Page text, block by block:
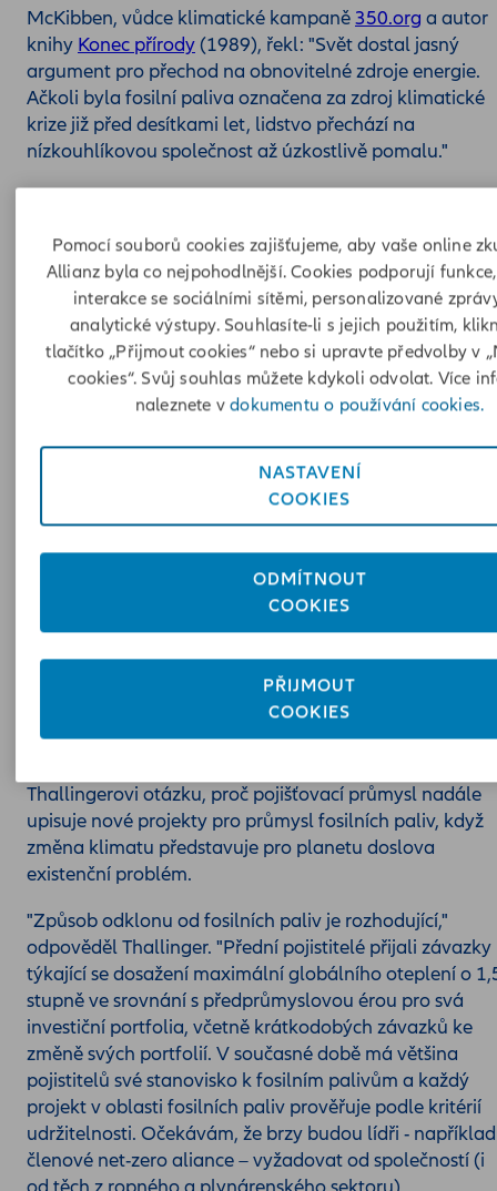
McKibben, vůdce klimatické kampaně350.org a autor
knihy Konec přírody(1989), řekl: "Svět dostal jasný
argument pro přechod na obnovitelné zdroje energie.
Ačkoli byla fosilní paliva označena za zdroj klimatické
krize již před desítkami let, lidstvo přechází na
nízkouhlíkovou společnost až úzkostlivě pomalu."
světové spotřebě primární energie 84 %. Nyní však
energetická závislost zvyšuje tlak a geopolitická situace
by mohla vyvolat potřebu urychlit zavádění čisté
energie a prozkoumat nové, alternativní zdroje
paliv.
"Vědci a inženýři odvedli svou práci – za posledních
McKibben. Výzva nyní není ani tak technická, jako spíše
politická. "Otázkou je, jak tento přechod prosadit,"
Finance jako páka
McKibben prohlásil, že změna investičních vzorců je
rozhodující pákou k dosažení bezuhlíkové budoucnosti.
Přestože uznal, že Allianz učinila významné kroky k
Thallingerovi otázku, proč pojišťovací průmysl nadále
upisuje nové projekty pro průmysl fosilních paliv, když
změna klimatu představuje pro planetu doslova
existenční problém.
"Způsob odklonu od fosilních paliv je rozhodující,"
odpověděl Thallinger. "Přední pojistitelé přijali závazky
týkající se dosažení maximální globálního oteplení o
stupně ve srovnání s předprůmyslovou érou pro svá
investiční portfolia, včetně krátkodobých závazků ke
změně svých portfolií. V současné době má většina
pojistitelů své stanovisko k fosilním palivům a každý
projekt v oblasti fosilních paliv prověřuje podle kritérií
udržitelnosti. Očekávám, že brzy budou lídři - například
členové net-zero aliance – vyžadovat od společností (i
Pomocí souborů cookies zajišťujeme, aby vaše online
Allianz byla co nejpohodlnější. Cookies podporují
interakce se sociálními sítěmi, personalizované
analytické výstupy. Souhlasíte-li s jejich použitím,
tlačítko „Přijmout cookies“ nebo si upravte předvolby v
cookies“. Svůj souhlas můžete kdykoli odvolat. Více
naleznete vdokumentu o používání cookies.
NASTAVENÍ
COOKIES
ODMÍTNOUT
COOKIES
PŘIJMOUT
COOKIES